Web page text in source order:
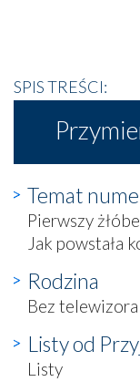
SPIS TREŚCI:
Temat
Pierwszy
Jak powstała
Rodzina
Bez telewizora
Listy od
Listy